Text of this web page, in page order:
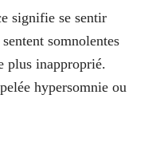
signifie se sentir
somnolentes
plus inapproprié.
hypersomnie ou